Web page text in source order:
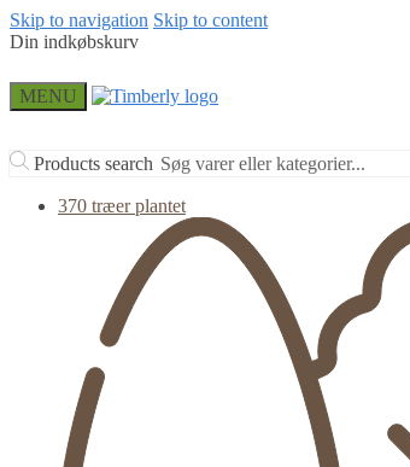
Skip to navigation Skip to content
Din indkøbskurv
MENU
Products search
370 træer plantet